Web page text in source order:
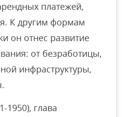
платежей,
К другим формам
он отнес развитие
от безработицы,
инфраструктуры,
1950), глава